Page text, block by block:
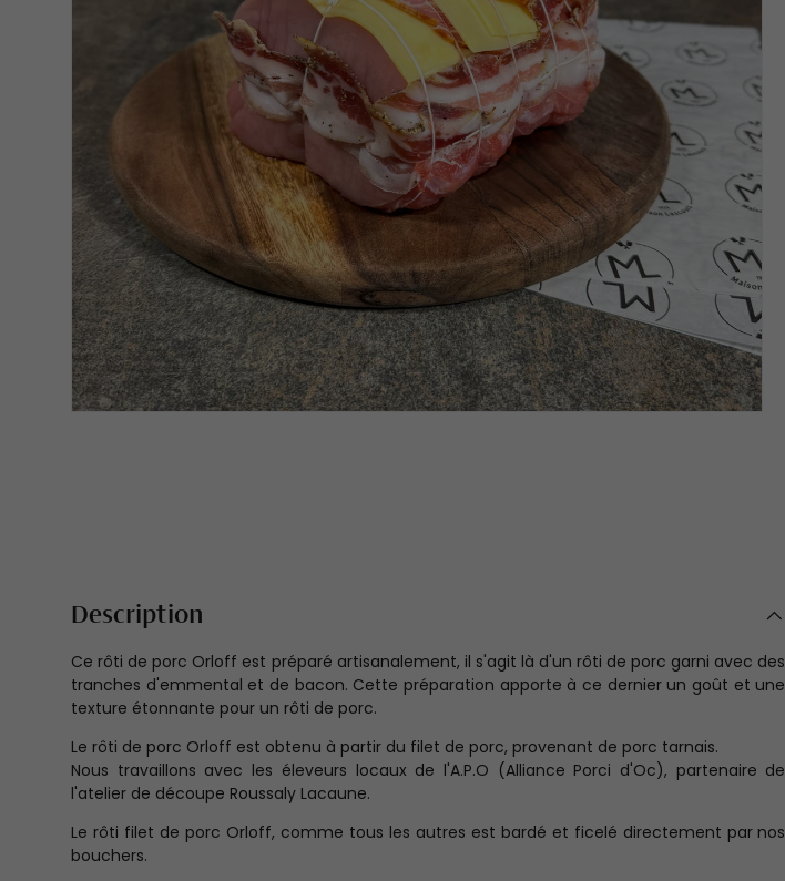
Description
Ce rôti de porc Orloff est préparé artisanalement, il s'agit là d'un rôti de porc garni avec des
tranches d'emmental et de bacon. Cette préparation apporte à ce dernier un goût et une
texture étonnante pour un rôti de porc.
Le rôti de porc Orloff est obtenu à partir du filet de porc, provenant de porc tarnais.
Nous travaillons avec les éleveurs locaux de l'A.P.O (Alliance Porci d'Oc), partenaire de
l'atelier de découpe Roussaly Lacaune.
Le rôti filet de porc Orloff, comme tous les autres est bardé et ficelé directement par nos
bouchers.